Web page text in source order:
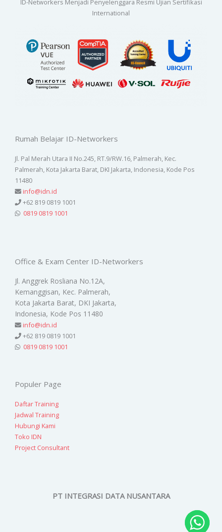
ID-Networkers Menjadi Penyelenggara Resmi Ujian Sertifikasi
International
Rumah Belajar ID-Networkers
Jl. Pal Merah Utara II No.245, RT.9/RW.16, Palmerah, Kec.
Palmerah, Kota Jakarta Barat, DKI Jakarta, Indonesia, Kode Pos
11480
info@idn.id
+62 819 0819 1001
0819 0819 1001
Office & Exam Center ID-Networkers
Jl. Anggrek Rosliana No.12A,
Kemanggisan, Kec. Palmerah,
Kota Jakarta Barat, DKI Jakarta,
Indonesia, Kode Pos 11480
info@idn.id
+62 819 0819 1001
0819 0819 1001
Populer Page
Daftar Training
Jadwal Training
Hubungi Kami
Toko IDN
Project Consultant
PT INTEGRASI DATA NUSANTARA